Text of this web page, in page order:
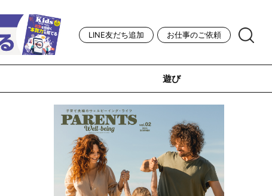
LINE友だち追加 お仕事のご依頼
遊び